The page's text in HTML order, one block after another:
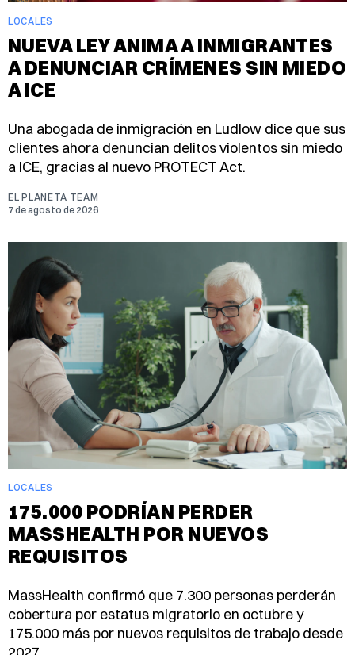
LOCALES
NUEVA LEY ANIMA A INMIGRANTES
A DENUNCIAR CRÍMENES SIN MIEDO
A ICE
Una abogada de inmigración en Ludlow dice que sus
clientes ahora denuncian delitos violentos sin miedo
a ICE, gracias al nuevo PROTECT Act.
EL PLANETA TEAM
7 de agosto de 2026
LOCALES
175.000 PODRÍAN PERDER
MASSHEALTH POR NUEVOS
REQUISITOS
MassHealth confirmó que 7.300 personas perderán
cobertura por estatus migratorio en octubre y
175.000 más por nuevos requisitos de trabajo desde